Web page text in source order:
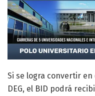
Si se logra convertir
DEG, el BID podrá